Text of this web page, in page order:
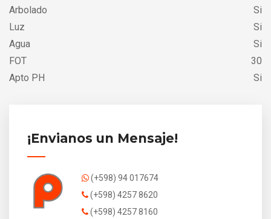
Arbolado
Si
Luz
Si
Agua
Si
FOT
30
Apto PH
Si
¡Envianos un Mensaje!
(+598) 94 017674
(+598) 4257 8620
(+598) 4257 8160